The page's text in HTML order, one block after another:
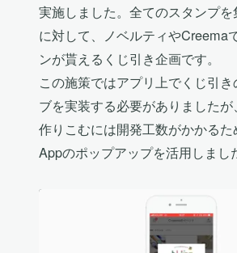
実施しました。全てのスタンプ
に対して、ノベルティやCreema
ンが貰えるくじ引き企画です。
この施策ではアプリ上でくじ引
ブを実装する必要がありました
作りこむには開発工数がかかる
Appのポップアップを活用しまし